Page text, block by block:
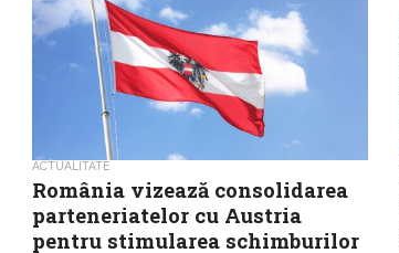
ACTUALITATE
România vizează consolidarea
parteneriatelor cu Austria
pentru stimularea schimburilor